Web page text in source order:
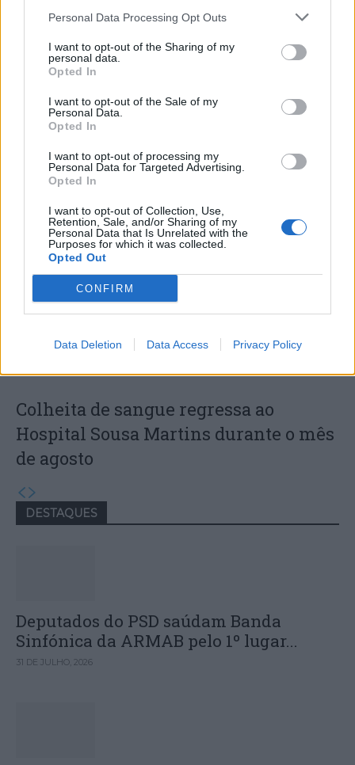
Personal Data Processing Opt Outs
I want to opt-out of the Sharing of my
personal data.
Opted In
I want to opt-out of the Sale of my
Personal Data.
Opted In
I want to opt-out of processing my
Personal Data for Targeted Advertising.
Opted In
I want to opt-out of Collection, Use,
Retention, Sale, and/or Sharing of my
Personal Data that Is Unrelated with the
Purposes for which it was collected.
Opted Out
CONFIRM
Data Deletion Data Access Privacy Policy
certame internacional de Valência
Capacita Jovem de Poiares aproxima
jovens ao mundo do trabalho
Colheita de sangue regressa ao
Hospital Sousa Martins durante o mês
de agosto
DESTAQUES
Deputados do PSD saúdam Banda
Sinfónica da ARMAB pelo 1º lugar...
31 DE JULHO, 2026